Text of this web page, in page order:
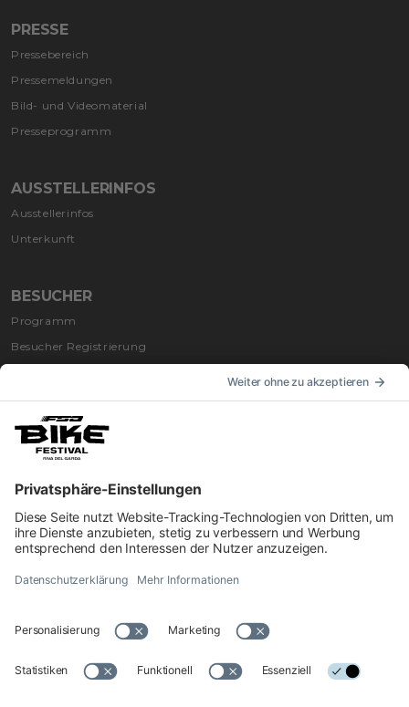
PRESSE
Pressebereich
Pressemeldungen
Bild- und Videomaterial
Presseprogramm
AUSSTELLERINFOS
Ausstellerinfos
Unterkunft
BESUCHER
Programm
Besucher Registrierung
Unterkunft
INFORMATIONEN
Privacy
Cookie Einstellungen
Bestimmungen
© 2026 Offizielle Website des Garda Dolomiti – Azienda per il Turismo
S.p.A. - C.F. e P. IVA 01855030225 Cap. Soc. € 600.000,00 I.V. - REA